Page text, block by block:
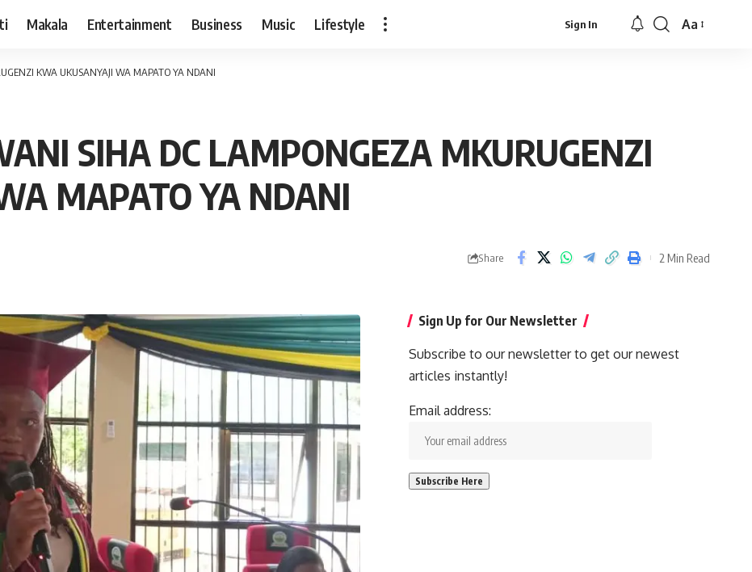
Makala Entertainment Business Music Lifestyle Sign In
Font
Aa
KWA UKUSANYAJI WA MAPATO YA NDANI
SIHA DC LAMPONGEZA MKURUGENZI
MAPATO YA NDANI
Share 2 Min Read
Sign Up for Our Newsletter
Subscribe to our newsletter to get our newest
articles instantly!
Email address: